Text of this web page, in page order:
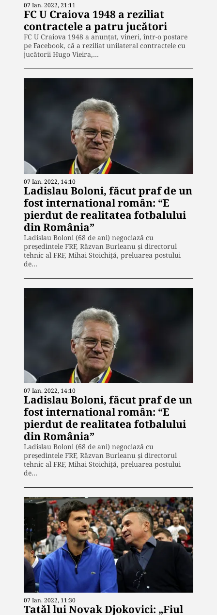
07 Ian. 2022, 21:11
FC U Craiova 1948 a reziliat
contractele a patru jucători
FC U Craiova 1948 a anunţat, vineri, într-o postare
pe Facebook, că a reziliat unilateral contractele cu
jucătorii Hugo Vieira,…
07 Ian. 2022, 14:10
Ladislau Boloni, făcut praf de un
fost international român: “E
pierdut de realitatea fotbalului
din România”
Ladislau Boloni (68 de ani) negociază cu
președintele FRF, Răzvan Burleanu și directorul
tehnic al FRF, Mihai Stoichiță, preluarea postului
de…
07 Ian. 2022, 14:10
Ladislau Boloni, făcut praf de un
fost international român: “E
pierdut de realitatea fotbalului
din România”
Ladislau Boloni (68 de ani) negociază cu
președintele FRF, Răzvan Burleanu și directorul
tehnic al FRF, Mihai Stoichiță, preluarea postului
de…
07 Ian. 2022, 11:30
Tatăl lui Novak Djokovici: „Fiul